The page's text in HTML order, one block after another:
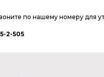
по нашему номеру для
2-505